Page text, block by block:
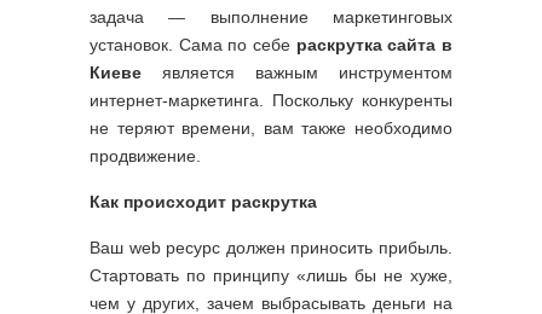
задача — выполнение маркетинговых
установок. Сама по себе раскрутка сайта в
Киеве является важным инструментом
интернет-маркетинга. Поскольку конкуренты
не теряют времени, вам также необходимо
продвижение.
Как происходит раскрутка
Ваш web ресурс должен приносить прибыль.
Стартовать по принципу «лишь бы не хуже,
чем у других, зачем выбрасывать деньги на